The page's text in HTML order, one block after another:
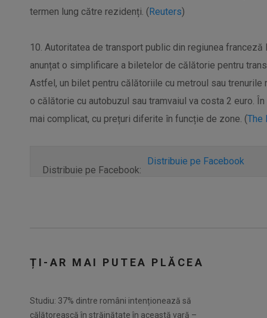
termen lung către rezidenți. (Reuters)
10. Autoritatea de transport public din regiunea
anunțat o simplificare a biletelor de călătorie pentru
Astfel, un bilet pentru călătoriile cu metroul sau trenurile
o călătorie cu autobuzul sau tramvaiul va costa 2 euro.
mai complicat, cu prețuri diferite în funcție de zone. (The
Distribuie pe Facebook:
Distribuie pe Facebook
ȚI-AR MAI PUTEA PLĂCEA
Studiu: 37% dintre români intenționează să
călătorească în străinătate în această vară –